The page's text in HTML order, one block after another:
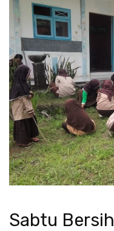
Sabtu Bersih